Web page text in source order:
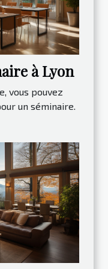
à Lyon
vous pouvez
un séminaire.